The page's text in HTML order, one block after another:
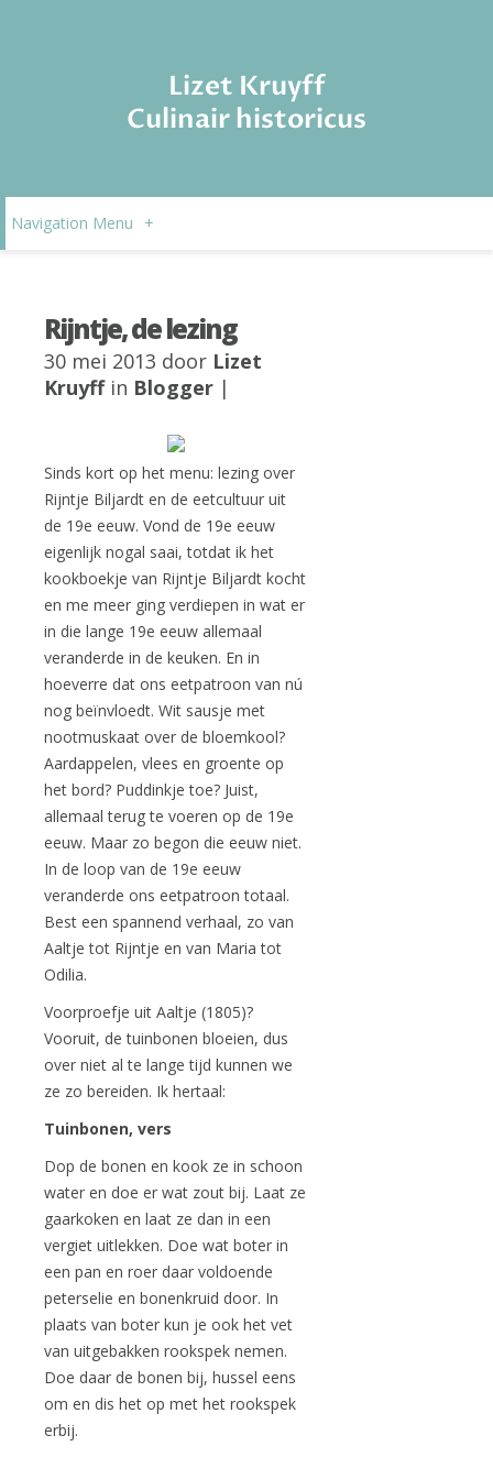
Lizet Kruyff
Culinair historicus
Navigation Menu +
Rijntje, de lezing
30 mei 2013 door Lizet
Kruyffin Blogger |
Sinds kort op het menu: lezing over
Rijntje Biljardt en de eetcultuur uit
de 19e eeuw. Vond de 19e eeuw
eigenlijk nogal saai, totdat ik het
kookboekje van Rijntje Biljardt kocht
en me meer ging verdiepen in wat er
in die lange 19e eeuw allemaal
veranderde in de keuken. En in
hoeverre dat ons eetpatroon van nú
nog beïnvloedt. Wit sausje met
nootmuskaat over de bloemkool?
Aardappelen, vlees en groente op
het bord? Puddinkje toe? Juist,
allemaal terug te voeren op de 19e
eeuw. Maar zo begon die eeuw niet.
In de loop van de 19e eeuw
veranderde ons eetpatroon totaal.
Best een spannend verhaal, zo van
Aaltje tot Rijntje en van Maria tot
Odilia.
Voorproefje uit Aaltje (1805)?
Vooruit, de tuinbonen bloeien, dus
over niet al te lange tijd kunnen we
ze zo bereiden. Ik hertaal:
Tuinbonen, vers
Dop de bonen en kook ze in schoon
water en doe er wat zout bij. Laat ze
gaarkoken en laat ze dan in een
vergiet uitlekken. Doe wat boter in
een pan en roer daar voldoende
peterselie en bonenkruid door. In
plaats van boter kun je ook het vet
van uitgebakken rookspek nemen.
Doe daar de bonen bij, hussel eens
om en dis het op met het rookspek
erbij.